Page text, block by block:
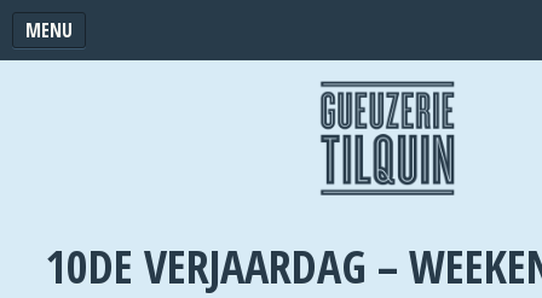
MENU
10DE VERJAARDAG –